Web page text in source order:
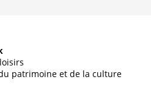
patrimoine et de la culture